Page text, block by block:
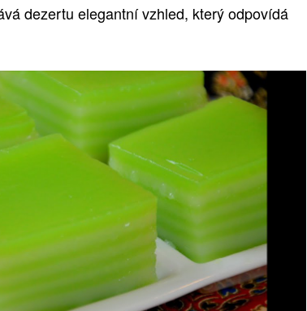
dezertu elegantní vzhled, který odpovídá